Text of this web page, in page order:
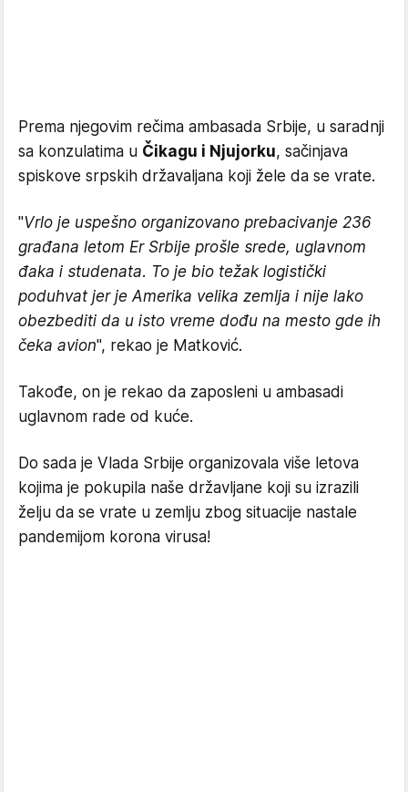
Prema njegovim rečima ambasada Srbije, u saradnji
sa konzulatima u Čikagu i Njujorku, sačinjava
spiskove srpskih državaljana koji žele da se vrate.
"Vrlo je uspešno organizovano prebacivanje 236
građana letom Er Srbije prošle srede, uglavnom
đaka i studenata. To je bio težak logistički
poduhvat jer je Amerika velika zemlja i nije lako
obezbediti da u isto vreme dođu na mesto gde ih
čeka avion", rekao je Matković.
Takođe, on je rekao da zaposleni u ambasadi
uglavnom rade od kuće.
Do sada je Vlada Srbije organizovala više letova
kojima je pokupila naše državljane koji su izrazili
želju da se vrate u zemlju zbog situacije nastale
pandemijom korona virusa!